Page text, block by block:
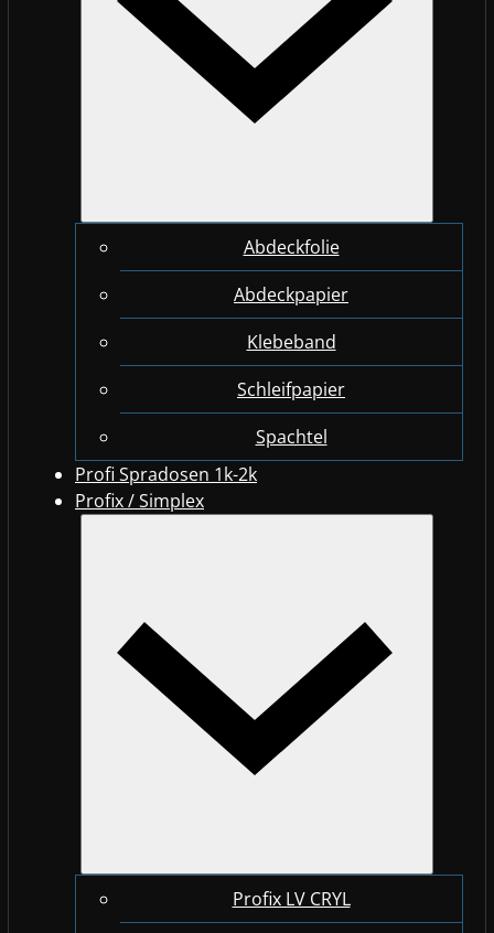
Abdeckfolie
Abdeckpapier
Klebeband
Schleifpapier
Spachtel
Profi Spradosen 1k-2k
Profix / Simplex
Profix LV CRYL